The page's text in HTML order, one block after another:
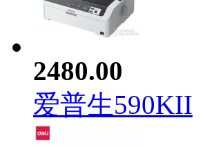
2480.00
爱普生590KII